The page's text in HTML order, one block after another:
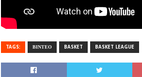
TAGS: ΒΙΝΤΕΟ BASKET BASKET LEAGUE